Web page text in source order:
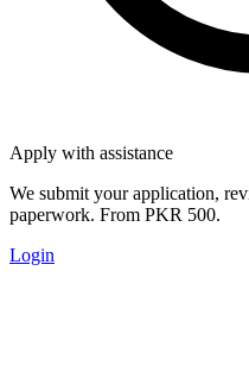
Apply with assistance
We submit your application,
paperwork. From PKR 500.
Login